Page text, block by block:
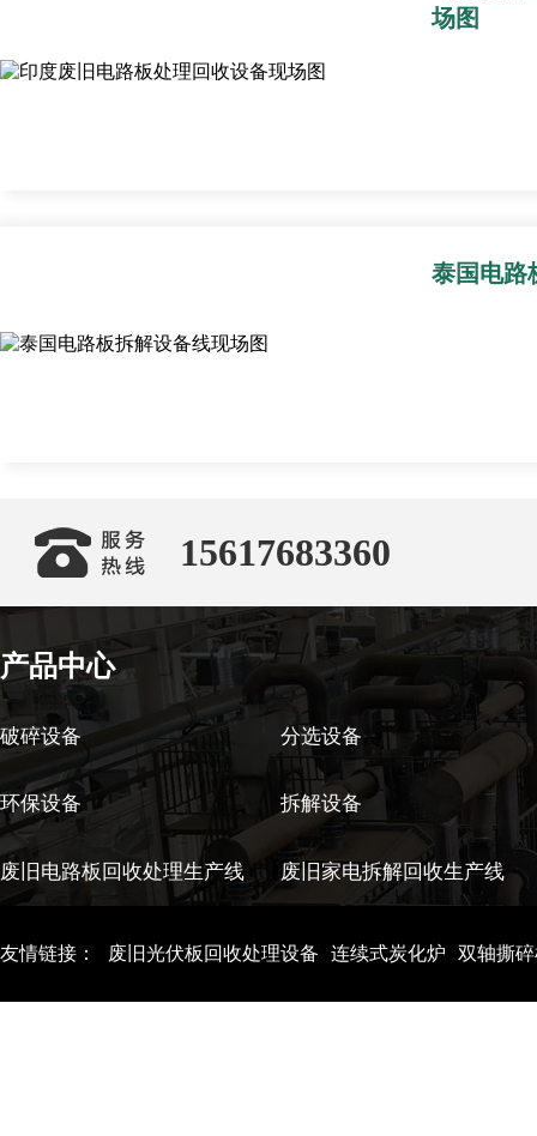
场图
泰国电路
15617683360
产品中心
破碎设备 分选设备
环保设备 拆解设备
废旧电路板回收处理生产线 废旧家电拆解回收生产线
友情链接： 废旧光伏板回收处理设备 连续式炭化炉 双轴撕